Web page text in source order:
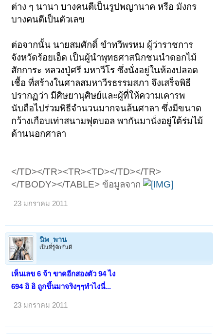
ต่าง ๆ นานา บางคนตีเป็นรูปพญานาค หรือ มังกร
บางคนตีเป็นตัวเลข
ต่อจากนั้น นายสมศักดิ์ ขำทวีพรหม ผู้ว่าราชการ
จังหวัดร้อยเอ็ด เป็นผู้นำพุทธศาสนิกชนนำดอกไม้
สักการะ หลวงปู่ศรี มหาวีโร ซึ่งนั่งอยู่ในห้องปลอด
เชื้อ ที่สร้างในศาลสมหาวีรธรรมสภา จึงเสร็จพิธี
ปรากฏว่า มีศิษยานุศิษย์และผู้ที่ให้ความเคารพ
นับถือไปร่วมพิธีจำนวนมากจนล้นศาลา ซึ่งมีขนาด
กว้างเกือบเท่าสนามฟุตบอล พากันมานั่งอยู่ใต้ร่มไม้
ด้านนอกศาลา
</TD></TR><TR><TD></TD></TR>
</TBODY></TABLE> ข้อมูลจาก
23 มกราคม 2011
นิพ_พาน
เป็นที่รู้จักกันดี
เห็นเลข 6 จ้า ขาดอีกสองตัว 94 ไง
694 อิ อิ ถูกขึ้นมาจริงๆๆทำไงนี่...
23 มกราคม 2011